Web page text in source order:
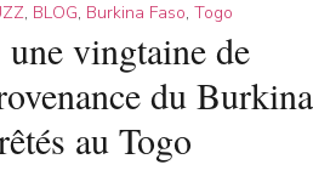
, BLOG, Burkina Faso, Togo
vingtaine de
du Burkina
au Togo